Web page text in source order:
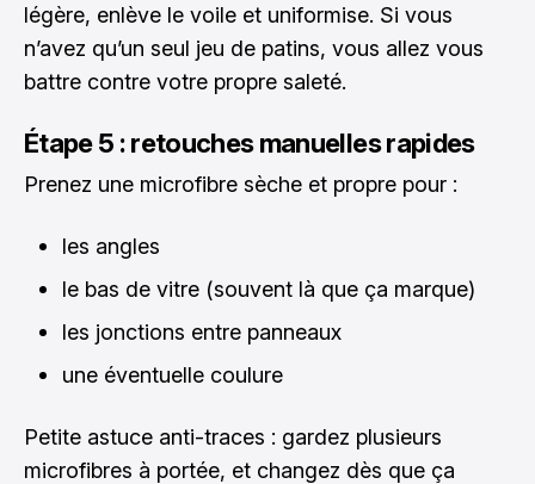
légère, enlève le voile et uniformise. Si vous
n’avez qu’un seul jeu de patins, vous allez vous
battre contre votre propre saleté.
Étape 5 : retouches manuelles rapides
Prenez une microfibre sèche et propre pour :
les angles
le bas de vitre (souvent là que ça marque)
les jonctions entre panneaux
une éventuelle coulure
Petite astuce anti-traces : gardez plusieurs
microfibres à portée, et changez dès que ça